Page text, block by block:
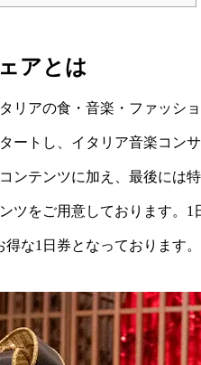
アとは
リアの食・音楽・ファッシ
ートし、イタリア音楽コン
ンテンツに加え、最後には
ツをご用意しております。
な1日券となっております。